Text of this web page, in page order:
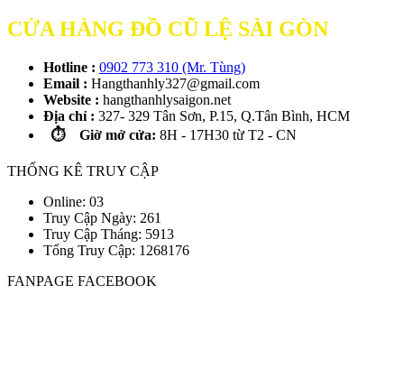
CỬA HÀNG ĐỒ CŨ LỆ SÀI GÒN
Hotline : 0902 773 310 (Mr. Tùng)
Email : Hangthanhly327@gmail.com
Website : hangthanhlysaigon.net
Địa chỉ : 327- 329 Tân Sơn, P.15, Q.Tân Bình, HCM
⏱️ Giờ mở cửa: 8H - 17H30 từ T2 - CN
THỐNG KÊ TRUY CẬP
Online: 03
Truy Cập Ngày: 261
Truy Cập Tháng: 5913
Tổng Truy Cập: 1 2681 76
FANPAGE FACEBOOK